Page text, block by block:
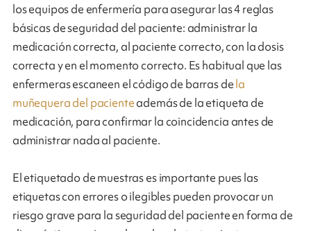
los equipos de enfermería para asegurar las 4 reglas
básicas de seguridad del paciente: administrar la
medicación correcta, al paciente correcto, con la dosis
correcta y en el momento correcto. Es habitual que las
enfermeras escaneen el código de barras dela
muñequera del pacienteademás de la etiqueta de
medicación, para confirmar la coincidencia antes de
administrar nada al paciente.
El etiquetado de muestras es importante pues las
etiquetas con errores o ilegibles pueden provocar un
riesgo grave para la seguridad del paciente en forma de